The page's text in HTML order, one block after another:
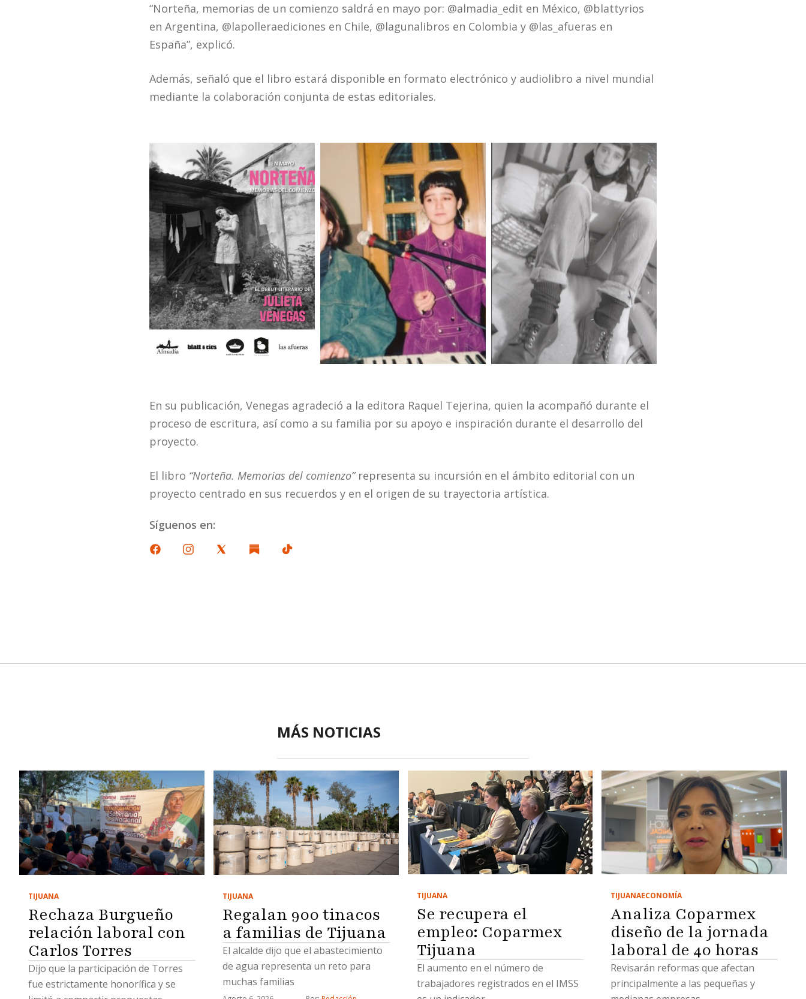
“Norteña, memorias de un comienzo saldrá en mayo por: @almadia_edit en México, @blattyrios
en Argentina, @lapolleraediciones en Chile, @lagunalibros en Colombia y @las_afueras en
España”, explicó.
Además, señaló que el libro estará disponible en formato electrónico y audiolibro a nivel mundial
mediante la colaboración conjunta de estas editoriales.
En su publicación, Venegas agradeció a la editora Raquel Tejerina, quien la acompañó durante el
proceso de escritura, así como a su familia por su apoyo e inspiración durante el desarrollo del
proyecto.
El libro “Norteña. Memorias del comienzo”representa su incursión en el ámbito editorial con un
proyecto centrado en sus recuerdos y en el origen de su trayectoria artística.
Síguenos en:
MÁS NOTICIAS
TIJUANA
Rechaza Burgueño
relación laboral con
Carlos Torres
Dijo que la participación de Torres
fue estrictamente honorífica y se
TIJUANA
Regalan 900 tinacos
a familias de Tijuana
El alcalde dijo que el abastecimiento
de agua representa un reto para
muchas familias
TIJUANA
Se recupera el
empleo: Coparmex
Tijuana
El aumento en el número de
trabajadores registrados en el IMSS
TIJUANAECONOMÍA
Analiza Coparmex
diseño de la jornada
laboral de 40 horas
Revisarán reformas que afectan
principalmente a las pequeñas y